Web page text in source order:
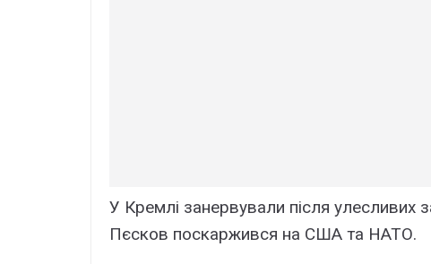
У Кремлі занервували після улесливих
Пєсков поскаржився на США та НАТО.